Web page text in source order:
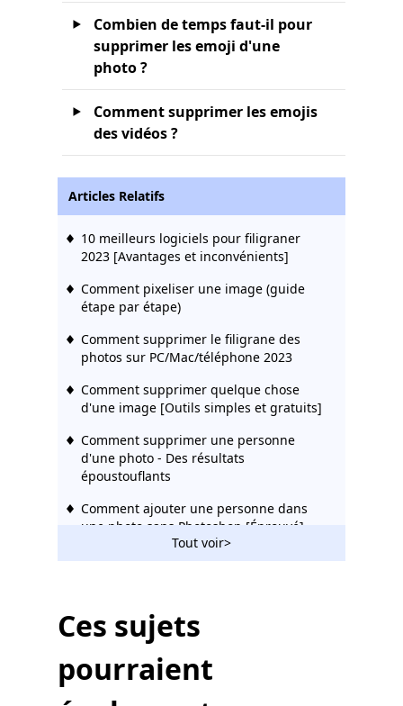
Combien de temps faut-il pour
supprimer les emoji d'une
photo ?
Comment supprimer les emojis
des vidéos ?
Articles Relatifs
10 meilleurs logiciels pour filigraner
2023 [Avantages et inconvénients]
Comment pixeliser une image (guide
étape par étape)
Comment supprimer le filigrane des
photos sur PC/Mac/téléphone 2023
Comment supprimer quelque chose
d'une image [Outils simples et gratuits]
Comment supprimer une personne
d'une photo - Des résultats
époustouflants
Comment ajouter une personne dans
une photo sans Photoshop [Éprouvé]
Comment filigraner des photos sur
partir d'une image [Guide détaillé]
6 meilleures applications pour
supprimer des personnes de l'arrière-
Tout voir>
Ces sujets
pourraient